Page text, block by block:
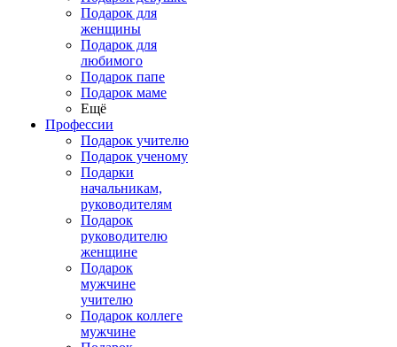
Подарок для
женщины
Подарок для
любимого
Подарок папе
Подарок маме
Ещё
Профессии
Подарок учителю
Подарок ученому
Подарки
начальникам,
руководителям
Подарок
руководителю
женщине
Подарок
мужчине
учителю
Подарок коллеге
мужчине